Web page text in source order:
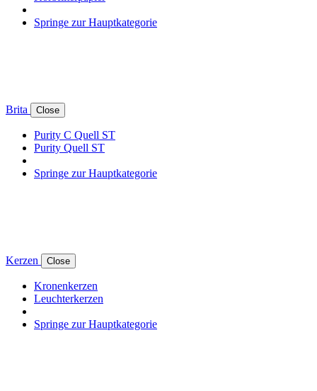
Springe zur Hauptkategorie
Brita Close
Purity C Quell ST
Purity Quell ST
Springe zur Hauptkategorie
Kerzen Close
Kronenkerzen
Leuchterkerzen
Springe zur Hauptkategorie